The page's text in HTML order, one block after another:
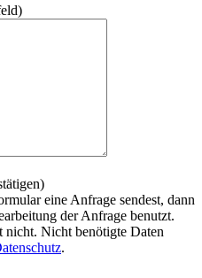
eine Anfrage sendest, dann
der Anfrage benutzt.
nicht. Nicht benötigte Daten
.